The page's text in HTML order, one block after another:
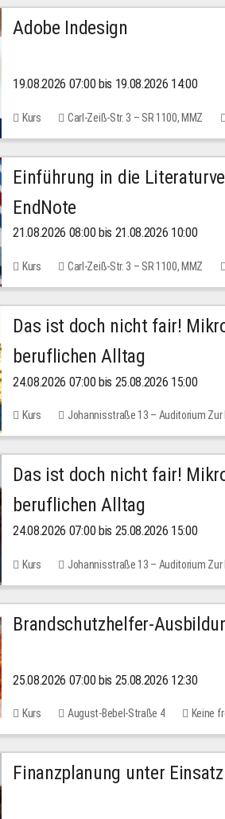
Adobe Indesign
19.08.2026 07:00 bis 19.08.2026 14:00
Kurs Carl-Zeiß-Str. 3 – SR 1100, MMZ
Einführung in die
EndNote
21.08.2026 08:00 bis 21.08.2026 10:00
Kurs Carl-Zeiß-Str. 3 – SR 1100, MMZ
Das ist doch nicht fair!
beruflichen Alltag
24.08.2026 07:00 bis 25.08.2026 15:00
Kurs Johannisstraße 13 – Auditorium Zur
Das ist doch nicht fair!
beruflichen Alltag
24.08.2026 07:00 bis 25.08.2026 15:00
Kurs Johannisstraße 13 – Auditorium Zur
30,00 EUR
Brandschutzhelfer-
25.08.2026 07:00 bis 25.08.2026 12:30
Kurs August-Bebel-Straße 4 Keine
Finanzplanung unter